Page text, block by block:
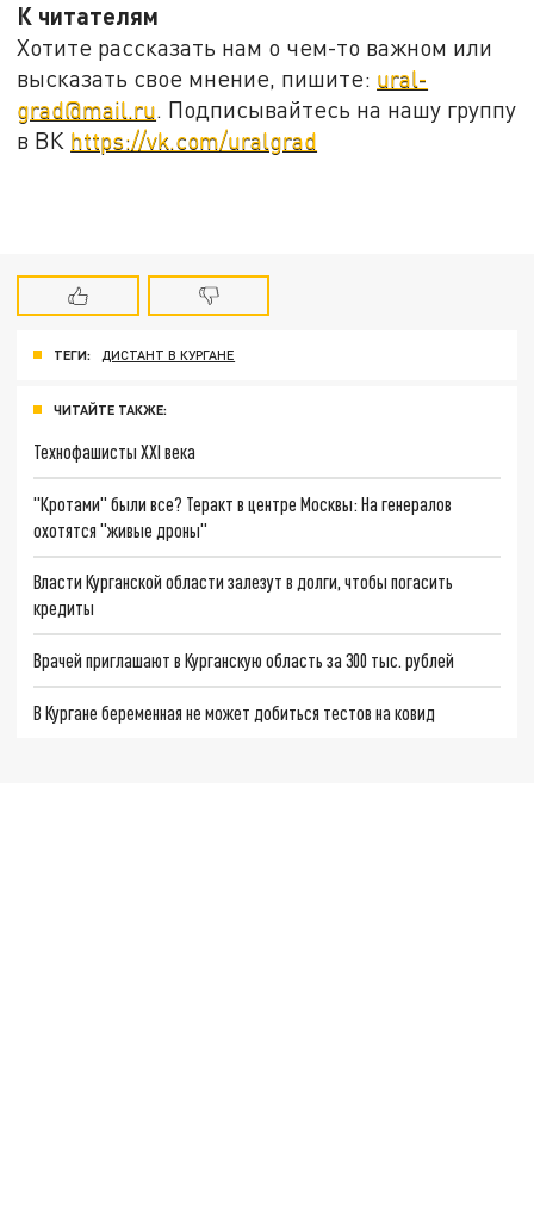
К читателям
Хотите рассказать нам о чем-то важном или
высказать свое мнение, пишите: ural-
grad@mail.ru. Подписывайтесь на нашу группу
в ВК https://vk.com/uralgrad
ТЕГИ: ДИСТАНТ В КУРГАНЕ
ЧИТАЙТЕ ТАКЖЕ:
Технофашисты XXI века
"Кротами" были все? Теракт в центре Москвы: На генералов
охотятся "живые дроны"
Власти Курганской области залезут в долги, чтобы погасить
кредиты
Врачей приглашают в Курганскую область за 300 тыс. рублей
В Кургане беременная не может добиться тестов на ковид